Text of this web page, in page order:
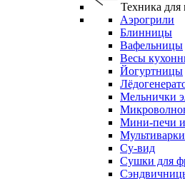
Техника
Аэрогрили
Блинницы
Вафельницы
Весы
Йогуртницы
Мельнички
Мини-печи
Су-вид
Сушки для